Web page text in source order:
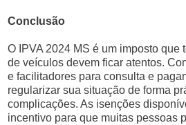
Conclusão
O IPVA 2024 MS é um imposto que
de veículos devem ficar atentos.
e facilitadores para consulta e
regularizar sua situação de forma
complicações. As isenções
incentivo para que muitas pessoas